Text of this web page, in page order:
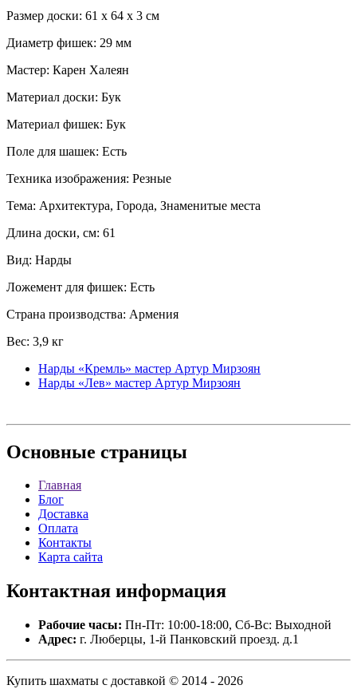
Размер доски: 61 x 64 x 3 см
Диаметр фишек: 29 мм
Мастер: Карен Халеян
Материал доски: Бук
Материал фишек: Бук
Поле для шашек: Есть
Техника изображения: Резные
Тема: Архитектура, Города, Знаменитые места
Длина доски, см: 61
Вид: Нарды
Ложемент для фишек: Есть
Страна производства: Армения
Вес: 3,9 кг
Нарды «Кремль» мастер Артур Мирзоян
Нарды «Лев» мастер Артур Мирзоян
Основные страницы
Главная
Блог
Доставка
Оплата
Контакты
Карта сайта
Контактная информация
Рабочие часы: Пн-Пт: 10:00-18:00, Сб-Вс: Выходной
Адрес: г. Люберцы, 1-й Панковский проезд. д.1
Купить шахматы с доставкой © 2014 - 2026